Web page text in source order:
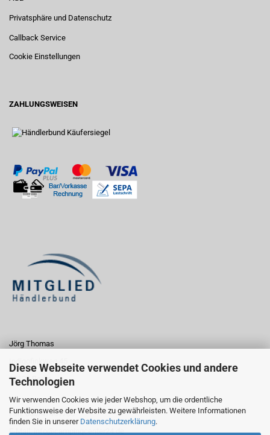
Diese Webseite verwendet Cookies und andere
Technologien
Wir verwenden Cookies wie jeder Webshop, um die ordentliche
Funktionsweise der Website zu gewährleisten. Weitere Informationen
finden Sie in unserer Datenschutzerklärung.
Privatsphäre und Datenschutz
Callback Service
Cookie Einstellungen
ZAHLUNGSWEISEN
Jörg Thomas
Indigofinkweg 45
13129 Berlin
Fon: 030/47469765
E-Mail:info@campingcenter24.de